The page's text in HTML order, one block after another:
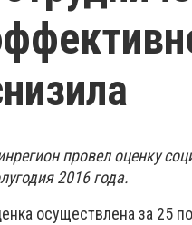
провел оценку
2016 года.
осуществлена ​​за 25